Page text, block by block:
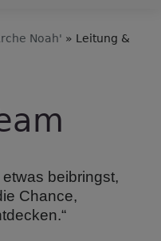
Noah'
Leitung &
beibringst,
Chance,